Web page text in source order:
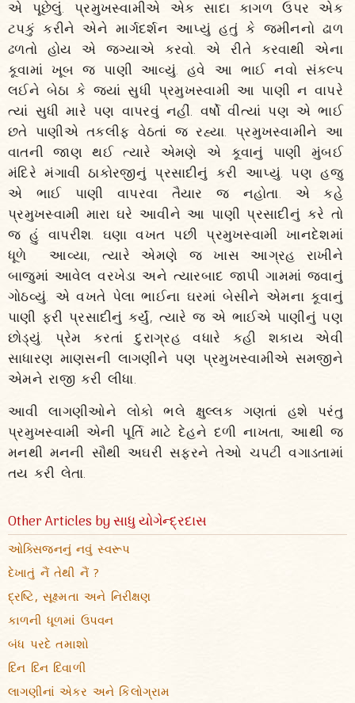
એ પૂછેલું. પ્રમુખસ્વામીએ એક સાદા કાગળ ઉપર એક
ટપકું કરીને એને માર્ગદર્શન આપ્યું હતું કે જમીનનો ઢાળ
ઢળતો હોય એ જગ્યાએ કરવો. એ રીતે કરવાથી એના
કૂવામાં ખૂબ જ પાણી આવ્યું. હવે આ ભાઈ નવો સંકલ્પ
લઈને બેઠા કે જ્યાં સુધી પ્રમુખસ્વામી આ પાણી ન વાપરે
ત્યાં સુધી મારે પણ વાપરવું નહીં. વર્ષો વીત્યાં પણ એ ભાઈ
છતે પાણીએ તકલીફ વેઠતાં જ રહ્યા. પ્રમુખસ્વામીને આ
વાતની જાણ થઈ ત્યારે એમણે એ કૂવાનું પાણી મુંબઈ
મંદિરે મંગાવી ઠાકોરજીનું પ્રસાદીનું કરી આપ્યું. પણ હજુ
એ ભાઈ પાણી વાપરવા તૈયાર જ નહોતા. એ કહે
પ્રમુખસ્વામી મારા ઘરે આવીને આ પાણી પ્રસાદીનું કરે તો
જ હું વાપરીશ. ઘણા વખત પછી પ્રમુખસ્વામી ખાનદેશમાં
ધૂળે આવ્યા, ત્યારે એમણે જ ખાસ આગ્રહ રાખીને
બાજુમાં આવેલ વરખેડા અને ત્યારબાદ જાપી ગામમાં જવાનું
ગોઠવ્યું. એ વખતે પેલા ભાઈના ઘરમાં બેસીને એમના કૂવાનું
પાણી ફરી પ્રસાદીનું કર્યું, ત્યારે જ એ ભાઈએ પાણીનું પણ
છોડ્યું. પ્રેમ કરતાં દુરાગ્રહ વધારે કહી શકાય એવી
સાધારણ માણસની લાગણીને પણ પ્રમુખસ્વામીએ સમજીને
એમને રાજી કરી લીધા.
આવી લાગણીઓને લોકો ભલે ક્ષુલ્લક ગણતાં હશે પરંતુ
પ્રમુખસ્વામી એની પૂર્તિ માટે દેહને દળી નાખતા, આથી જ
મનથી મનની સૌથી અઘરી સફરને તેઓ ચપટી વગાડતામાં
તય કરી લેતા.
Other Articles by સાધુ યોગેન્દ્રદાસ
ઓક્સિજનનું નવું સ્વરૂપ
દેખાતું નૈં તેથી નૈં ?
દ્રષ્ટિ, સૂક્ષ્મતા અને નિરીક્ષણ
કાળની ધૂળમાં ઉપવન
બંધ પરદે તમાશો
દિન દિન દિવાળી
લાગણીનાં એકર અને કિલોગ્રામ